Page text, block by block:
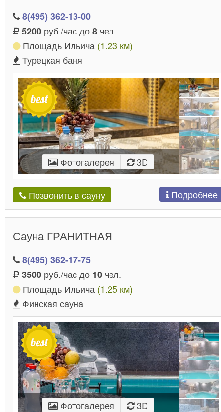
8(495) 362-13-00
5200 руб./час до8 чел.
Площадь Ильича (1.23 км)
Турецкая баня
Фотогалерея 3D
Позвонить в сауну Подробнее
Сауна ГРАНИТНАЯ
8(495) 362-17-75
3500 руб./час до 10 чел.
Площадь Ильича (1.25 км)
Финская сауна
Фотогалерея 3D